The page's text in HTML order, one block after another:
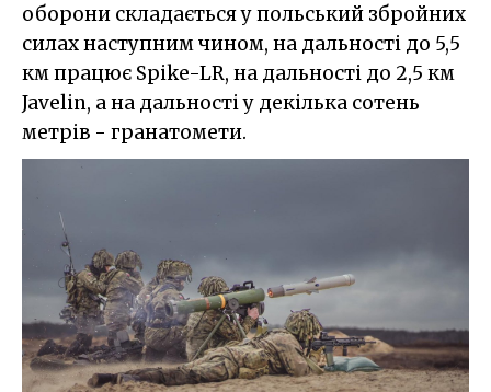
оборони складається у польський збройних
силах наступним чином, на дальності до 5,5
км працює Spike-LR, на дальності до 2,5 км
Javelin, а на дальності у декілька сотень
метрів - гранатомети.